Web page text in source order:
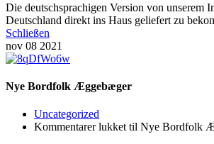
Die deutschsprachigen Version von unserem
Deutschland direkt ins Haus geliefert zu
Schließen
nov 08 2021
Nye Bordfolk Æggebæger
Uncategorized
Kommentarer lukket til Nye Bordfolk